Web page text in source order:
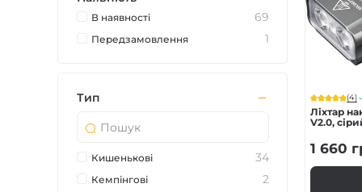
Зарядні пристрої
Аксесуари для
(4)
Ліхтар
V2.0,
1 660
В наявностi 69
Передзамовлення 1
Тип
Кишенькові 34
Кемпінгові 2